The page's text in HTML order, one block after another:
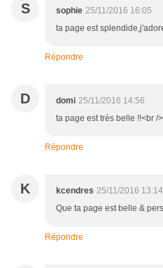
S sophie 25/11/2016 16:05
ta page est
Répondre
D domi 25/11/2016 14:56
ta page est très belle !!<br /
Répondre
K kcendres 25/11/2016 13:14
Que ta page est belle &
Répondre